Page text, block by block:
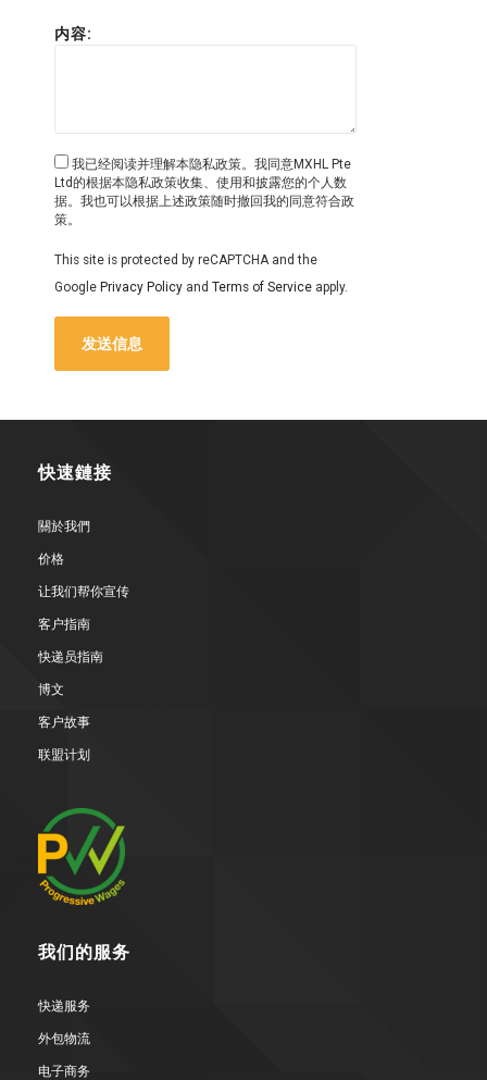
内容:
我已经阅读并理解本隐私政策。我同意MXHL Pte
Ltd的根据本隐私政策收集、使用和披露您的个人数
据。我也可以根据上述政策随时撤回我的同意符合政
策。
This site is protected by reCAPTCHA and the
Google Privacy Policy and Terms of Service apply.
发送信息
快速鏈接
關於我們
价格
让我们帮你宣传
客户指南
快递员指南
博文
客户故事
联盟计划
我们的服务
快递服务
外包物流
电子商务